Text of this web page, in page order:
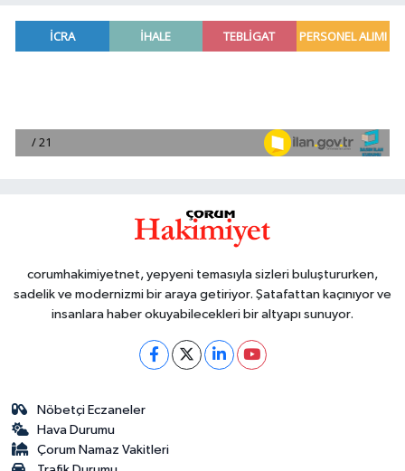
corumhakimiyetnet, yepyeni temasıyla sizleri buluştururken,
sadelik ve modernizmi bir araya getiriyor. Şatafattan kaçınıyor ve
insanlara haber okuyabilecekleri bir altyapı sunuyor.
Nöbetçi Eczaneler
Hava Durumu
Çorum Namaz Vakitleri